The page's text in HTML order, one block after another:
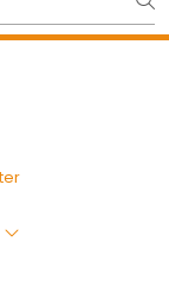
funker!
Tilbake